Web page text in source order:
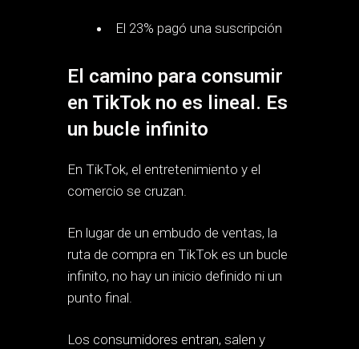
El 23% pagó una suscripción
El camino para consumir
en TikTok no es lineal. Es
un bucle infinito
En TikTok, el entretenimiento y el
comercio se cruzan.
En lugar de un embudo de ventas, la
ruta de compra en TikTok es un bucle
infinito, no hay un inicio definido ni un
punto final.
Los consumidores entran, salen y